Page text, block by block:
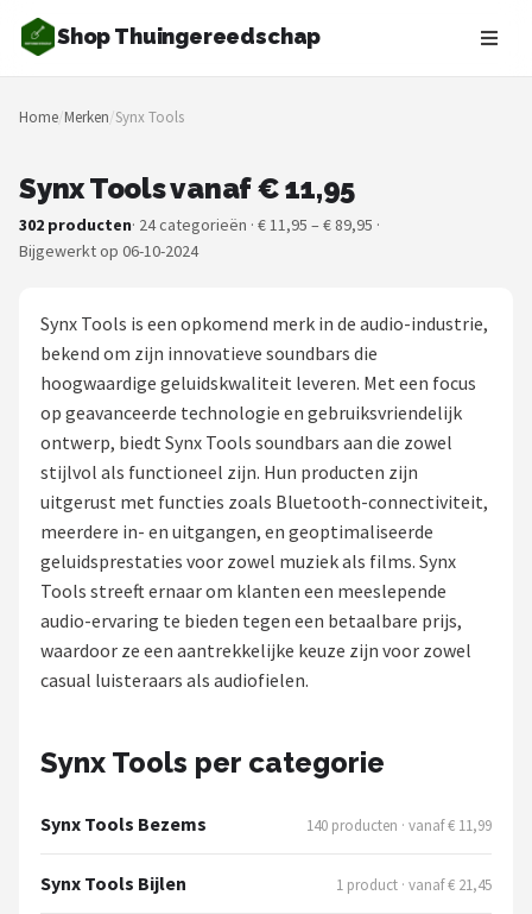
Shop Thuingereedschap
Zoeken
NAVIGATIE
Merken
Borderplanten
Grasmaaiers
Hogedrukreinigers
Grastrimmers
Onkruidbranders
Shop
POPULAIRE MERKEN
GARDENA
Talen Tools
Husqvarna
Home/Merken/Synx Tools
Synx Tools vanaf € 11,95
302 producten· 24 categorieën · € 11,95 – € 89,95 ·
Bijgewerkt op 06-10-2024
Synx Tools is een opkomend merk in de audio-industrie,
bekend om zijn innovatieve soundbars die
hoogwaardige geluidskwaliteit leveren. Met een focus
op geavanceerde technologie en gebruiksvriendelijk
ontwerp, biedt Synx Tools soundbars aan die zowel
stijlvol als functioneel zijn. Hun producten zijn
uitgerust met functies zoals Bluetooth-connectiviteit,
meerdere in- en uitgangen, en geoptimaliseerde
geluidsprestaties voor zowel muziek als films. Synx
Tools streeft ernaar om klanten een meeslepende
audio-ervaring te bieden tegen een betaalbare prijs,
waardoor ze een aantrekkelijke keuze zijn voor zowel
casual luisteraars als audiofielen.
Synx Tools per categorie
Synx Tools Bezems 140 producten · vanaf € 11,99
Synx Tools Bijlen 1 product · vanaf € 21,45